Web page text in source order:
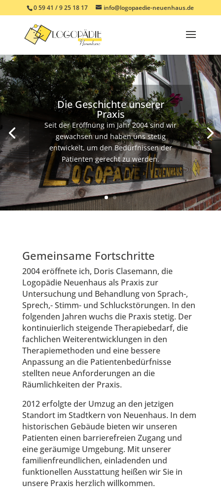
0 59 41 / 9 25 18 17 info@logopaedie-neuenhaus.de
Die Geschichte unserer
Praxis
Seit der Eröffnung im Jahr 2004 sind wir
gewachsen und haben uns stetig
entwickelt, um den Bedürfnissen der
Patienten gerecht zu werden.
Gemeinsame Fortschritte
2004 eröffnete ich, Doris Clasemann, die
Logopädie Neuenhaus als Praxis zur
Untersuchung und Behandlung von Sprach-,
Sprech,- Stimm- und Schluckstörungen. In den
folgenden Jahren wuchs die Praxis stetig. Der
kontinuierlich steigende Therapiebedarf, die
fachlichen Weiterentwicklungen in den
Therapiemethoden und eine bessere
Anpassung an die Patientenbedürfnisse
stellten neue Anforderungen an die
Räumlichkeiten der Praxis.
2012 erfolgte der Umzug an den jetzigen
Standort im Stadtkern von Neuenhaus. In dem
historischen Gebäude bieten wir unseren
Patienten einen barrierefreien Zugang und
eine geräumige Umgebung. Mit unserer
familienfreundlichen, einladenden und
funktionellen Ausstattung heißen wir Sie in
unsere Praxis herzlich willkommen.